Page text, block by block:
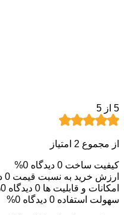
5 از 5
از مجموع 2 امتیاز
کیفیت ساخت 0 دیدگاه
0%
ارزش خرید به نسبت قیمت 0 دیدگاه
امکانات و قابلیت ها 0 دیدگاه
0%
سهولت استفاده 0 دیدگاه 0%